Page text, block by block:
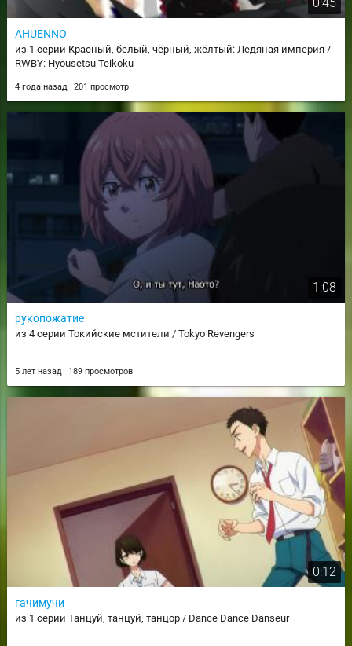
AHUENNO
из 1 серии Красный, белый, чёрный, жёлтый: Ледяная империя /
RWBY: Hyousetsu Teikoku
4 года назад 201 просмотр
1:08
рукопожатие
из 4 серии Токийские мстители / Tokyo Revengers
5 лет назад 189 просмотров
0:12
гачимучи
из 1 серии Танцуй, танцуй, танцор / Dance Dance Danseur